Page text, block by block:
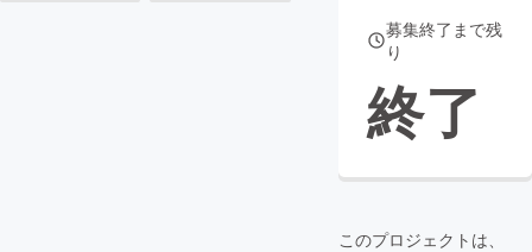
募集終了まで残
り
終了
このプロジェクトは、